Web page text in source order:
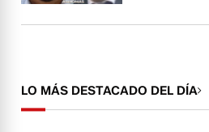
LO MÁS DESTACADO DEL DÍA